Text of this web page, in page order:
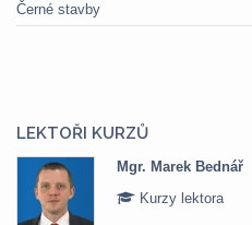
Černé stavby
LEKTOŘI KURZŮ
Mgr. Marek Bednář
Kurzy lektora